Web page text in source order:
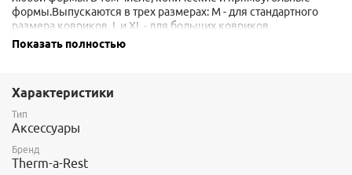
формы.Выпускаются в трех размерах: М - для стандартного
размера ковриков. L и XL - для больших ковриков.
Сделано в Китае.
Показать полностью
Характеристики
Тип
Аксессуары
Бренд
Therm-a-Rest